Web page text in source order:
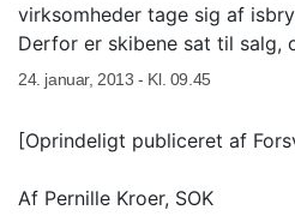
virksomheder tage sig af
Derfor er skibene sat til salg,
24. januar, 2013 - Kl. 09.45
[Oprindeligt publiceret af
Af Pernille Kroer, SOK